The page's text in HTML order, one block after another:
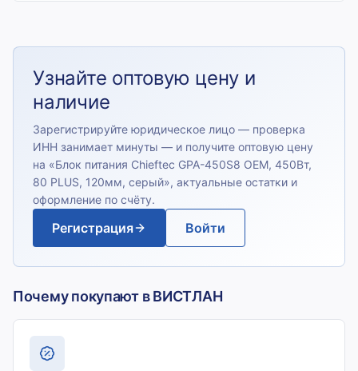
Узнайте оптовую цену и
наличие
Зарегистрируйте юридическое лицо — проверка
ИНН занимает минуты — и получите оптовую цену
на «Блок питания Chieftec GPA-450S8 OEM, 450Вт,
80 PLUS, 120мм, серый», актуальные остатки и
оформление по счёту.
Регистрация Войти
Почему покупают в ВИСТЛАН